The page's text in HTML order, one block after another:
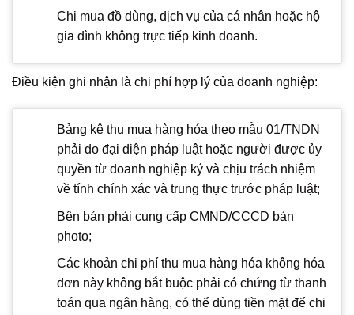
Chi mua đồ dùng, dịch vụ của cá nhân hoặc hộ
gia đình không trực tiếp kinh doanh.
Điều kiện ghi nhận là chi phí hợp lý của doanh nghiệp:
Bảng kê thu mua hàng hóa theo mẫu 01/TNDN
phải do đại diện pháp luật hoặc người được ủy
quyền từ doanh nghiệp ký và chịu trách nhiệm
về tính chính xác và trung thực trước pháp luật;
Bên bán phải cung cấp CMND/CCCD bản
photo;
Các khoản chi phí thu mua hàng hóa không hóa
đơn này không bắt buộc phải có chứng từ thanh
toán qua ngân hàng, có thể dùng tiền mặt để chi